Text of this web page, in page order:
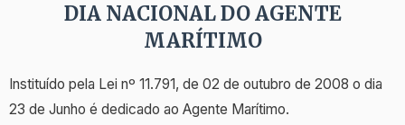
DIA NACIONAL DO AGENTE
MARÍTIMO
Instituído pela Lei nº 11.791, de 02 de outubro de 2008 o dia
23 de Junho é dedicado ao Agente Marítimo.